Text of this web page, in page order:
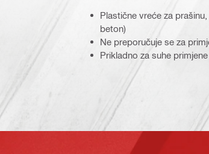
Plastične vreće za
beton)
Ne preporučuje se za
Prikladno za suhe primjene